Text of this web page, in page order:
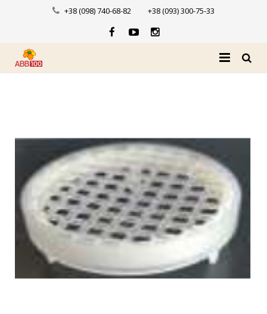
+38 (098) 740-68-82 +38 (093) 300-75-33
Каталог
Доставка і оплата
Новини
Контакти